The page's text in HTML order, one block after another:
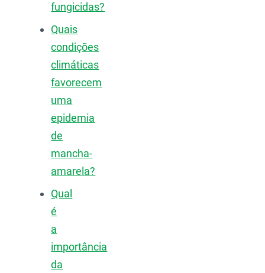
fungicidas?
Quais
condições
climáticas
favorecem
uma
epidemia
de
mancha-
amarela?
Qual
é
a
importância
da